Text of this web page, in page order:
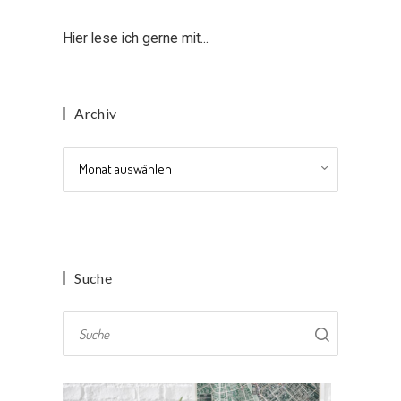
Hier lese ich gerne mit...
Archiv
Suche